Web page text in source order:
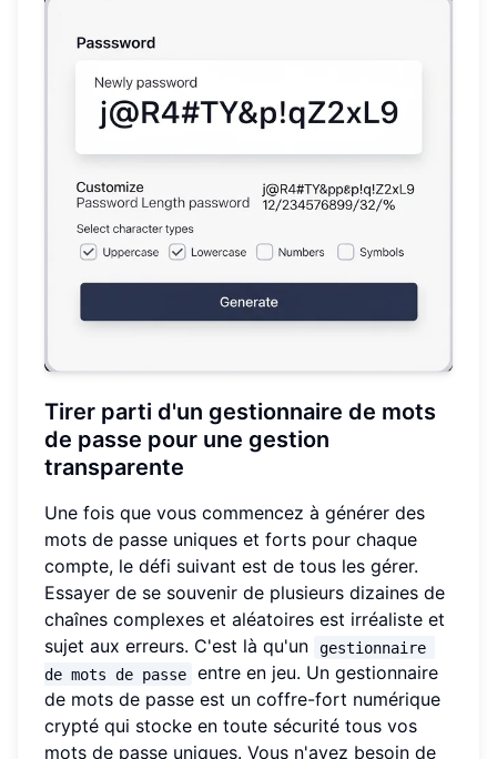
Tirer parti d'un gestionnaire de mots
de passe pour une gestion
transparente
Une fois que vous commencez à générer des
mots de passe uniques et forts pour chaque
compte, le défi suivant est de tous les gérer.
Essayer de se souvenir de plusieurs dizaines de
chaînes complexes et aléatoires est irréaliste et
sujet aux erreurs. C'est là qu'un
gestionnaire
de mots de passe
entre en jeu. Un gestionnaire
de mots de passe est un coffre-fort numérique
crypté qui stocke en toute sécurité tous vos
mots de passe uniques. Vous n'avez besoin de